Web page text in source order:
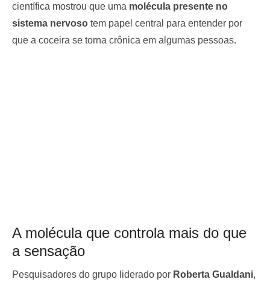
científica mostrou que uma molécula presente no
sistema nervoso tem papel central para entender por
que a coceira se torna crônica em algumas pessoas.
A molécula que controla mais do que
a sensação
Pesquisadores do grupo liderado por Roberta Gualdani,